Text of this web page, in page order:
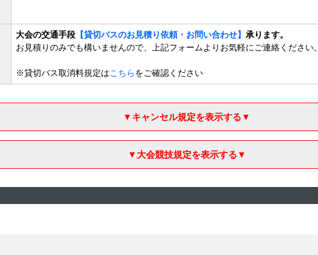
大会の交通手段 【貸切バスのお見積り依頼・お問い合わせ】 承ります。
お見積りのみでも構いませんので、上記フォームよりお気軽にご連絡ください。
※貸切バス取消料規定はこちらをご確認ください
▼キャンセル規定を表示する▼
▼大会競技規定を表示する▼